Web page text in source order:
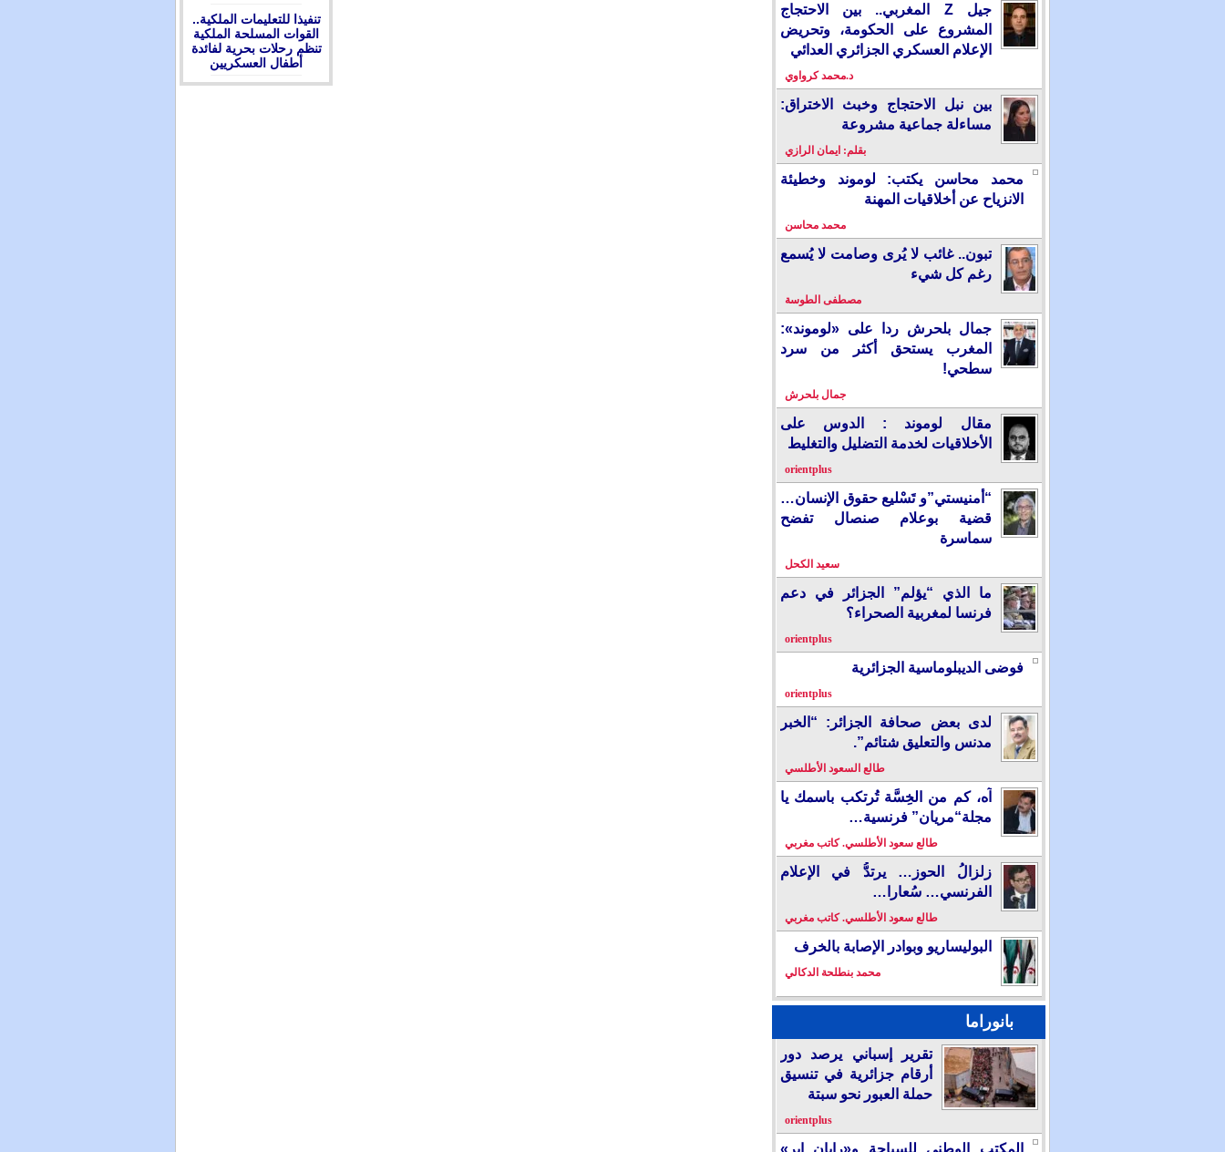
جيل Z المغربي.. بين الاحتجاج
المشروع على الحكومة، وتحريض
الإعلام العسكري الجزائري العدائي
د.محمد كرواوي
بين نبل الاحتجاج وخبث الاختراق:
مساءلة جماعية مشروعة
بقلم: ايمان الرازي
محمد محاسن يكتب: لوموند وخطيئة
الانزياح عن أخلاقيات المهنة
محمد محاسن
تبون.. غائب لا يُرى وصامت لا يُسمع
رغم كل شيء
مصطفى الطوسة
جمال بلحرش ردا على «لوموند»:
المغرب يستحق أكثر من سرد
سطحي!
جمال بلحرش
مقال لوموند : الدوس على
الأخلاقيات لخدمة التضليل والتغليط
orientplus
“أمنيستي”و تَسْليع حقوق الإنسان…
قضية بوعلام صنصال تفضح
سماسرة
سعيد الكحل
ما الذي “يؤلم” الجزائر في دعم
فرنسا لمغربية الصحراء؟
orientplus
فوضى الديبلوماسية الجزائرية
orientplus
لدى بعض صحافة الجزائر: “الخبر
مدنس والتعليق شتائم”.
طالع السعود الأطلسي
آه، كم من الخِسَّة تُرتكب باسمك يا
مجلة“مريان” فرنسية…
طالع سعود الأطلسي. كاتب مغربي
زلزالُ الحوز… يرتدُّ في الإعلام
الفرنسي… سُعارا…
طالع سعود الأطلسي. كاتب مغربي
البوليساريو وبوادر الإصابة بالخرف
محمد بنطلحة الدكالي
بانوراما
تقرير إسباني يرصد دور
أرقام جزائرية في تنسيق
حملة العبور نحو سبتة
orientplus
المكتب الوطني للسياحة و«رايان إير»
تنفيذا للتعليمات الملكية..
القوات المسلحة الملكية
تنظم رحلات بحرية لفائدة
أطفال العسكريين